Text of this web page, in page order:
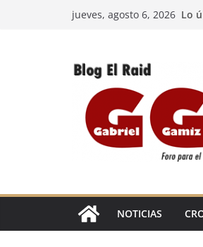
jueves, agosto 6, 2026 Lo
EL
NOTICIAS